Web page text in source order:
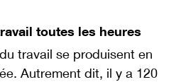
toutes les heures
travail se produisent en
Autrement dit, il y a 120